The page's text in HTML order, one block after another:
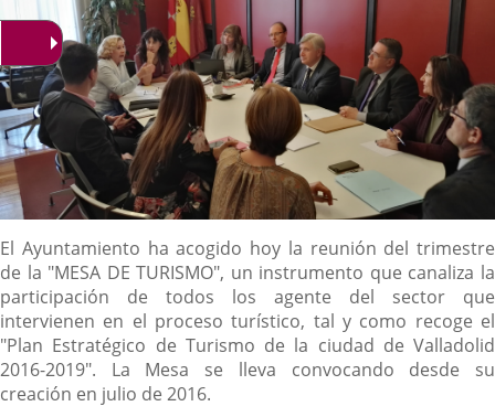
Descripción
El Ayuntamiento ha acogido hoy la reunión del trimestre
de la "MESA DE TURISMO", un instrumento que canaliza la
participación de todos los agente del sector que
intervienen en el proceso turístico, tal y como recoge el
"Plan Estratégico de Turismo de la ciudad de Valladolid
2016-2019". La Mesa se lleva convocando desde su
creación en julio de 2016.